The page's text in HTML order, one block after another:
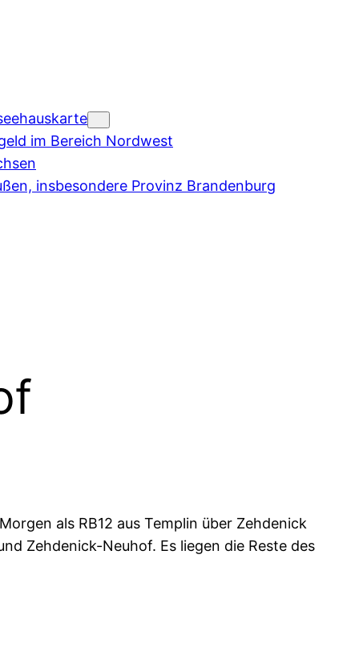
im Bereich Nordwest
insbesondere Provinz Brandenburg
als RB12 aus Templin über Zehdenick
Zehdenick-Neuhof. Es liegen die Reste des